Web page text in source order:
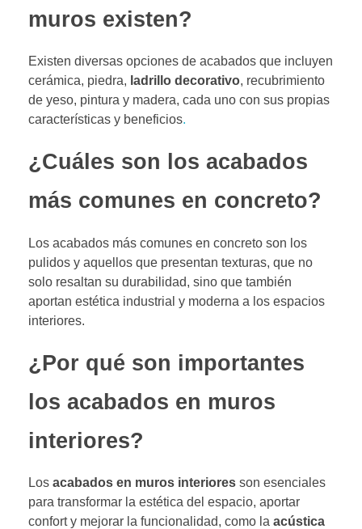
muros existen?
Existen diversas opciones de acabados que incluyen
cerámica, piedra, ladrillo decorativo, recubrimiento
de yeso, pintura y madera, cada uno con sus propias
características y beneficios.
¿Cuáles son los acabados
más comunes en concreto?
Los acabados más comunes en concreto son los
pulidos y aquellos que presentan texturas, que no
solo resaltan su durabilidad, sino que también
aportan estética industrial y moderna a los espacios
interiores.
¿Por qué son importantes
los acabados en muros
interiores?
Los acabados en muros interiores son esenciales
para transformar la estética del espacio, aportar
confort y mejorar la funcionalidad, como la acústica